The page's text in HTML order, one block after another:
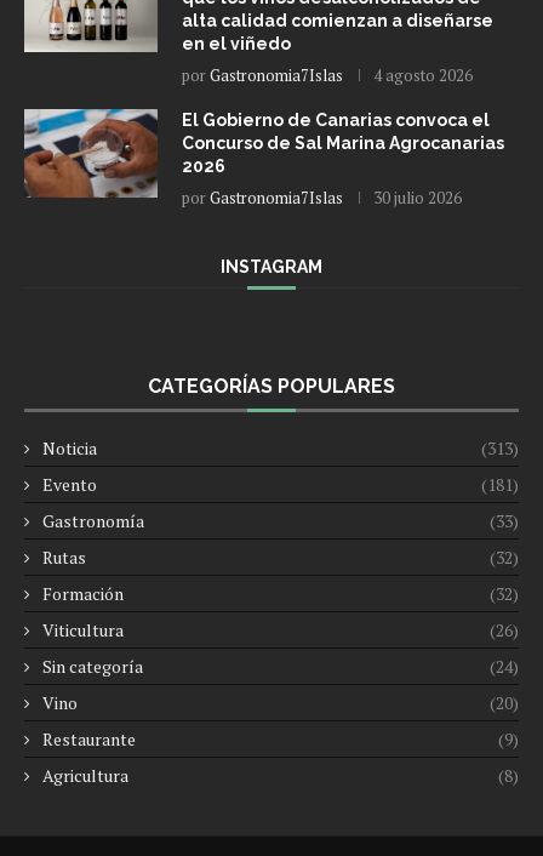
alta calidad comienzan a diseñarse
en el viñedo
porGastronomia7Islas 4 agosto 2026
El Gobierno de Canarias convoca el
Concurso de Sal Marina Agrocanarias
2026
porGastronomia7Islas 30 julio 2026
INSTAGRAM
CATEGORÍAS POPULARES
Noticia
(313)
Evento
(181)
Gastronomía
(33)
Rutas
(32)
Formación
(32)
Viticultura
(26)
Sin categoría
(24)
Vino
(20)
Restaurante
(9)
Agricultura
(8)